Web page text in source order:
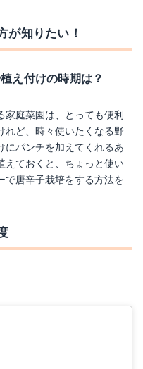
が知りたい！
え付けの時期は？
庭菜園は、とっても便利
れど、時々使いたくなる野
にパンチを加えてくれるあ
えておくと、ちょっと使い
で唐辛子栽培をする方法を